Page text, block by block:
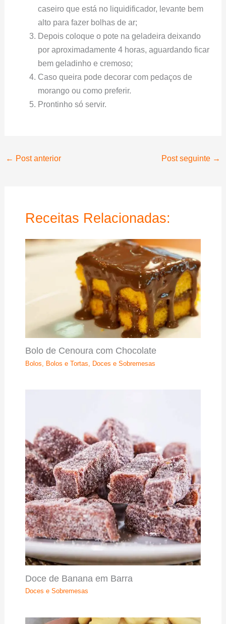
caseiro que está no liquidificador, levante bem
alto para fazer bolhas de ar;
Depois coloque o pote na geladeira deixando
por aproximadamente 4 horas, aguardando ficar
bem geladinho e cremoso;
Caso queira pode decorar com pedaços de
morango ou como preferir.
Prontinho só servir.
← Post anterior Post seguinte →
Receitas Relacionadas:
Bolo de Cenoura com Chocolate
Bolos Bolos e Tortas Doces e Sobremesas
Doce de Banana em Barra
Doces e Sobremesas